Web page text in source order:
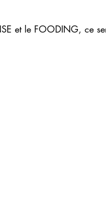
et le FOODING, ce